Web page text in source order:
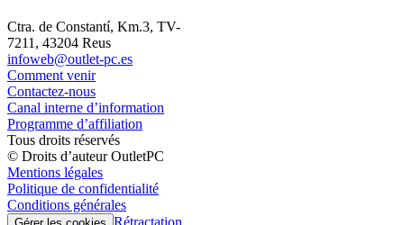
Ctra. de Constantí, Km.3, TV-
7211, 43204 Reus
infoweb@outlet-pc.es
Comment venir
Contactez-nous
Canal interne d’information
Programme d’affiliation
Tous droits réservés
© Droits d’auteur OutletPC
Mentions légales
Politique de confidentialité
Conditions générales